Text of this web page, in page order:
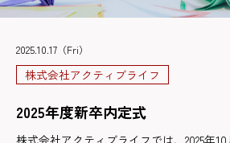
2025.10.17（Fri）
株式会社アクティブライフ
2025年度新卒内定式